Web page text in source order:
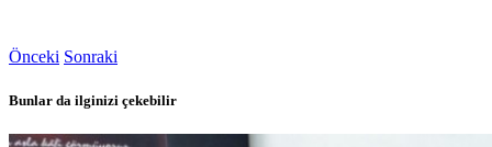
Önceki Sonraki
Bunlar da ilginizi çekebilir